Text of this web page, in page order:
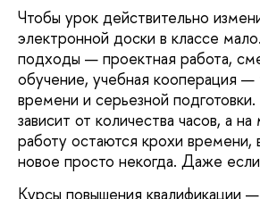
Чтобы урок действительно
электронной доски в классе
подходы — проектная работа,
обучение, учебная кооперация
времени и серьезной подготовки.
зависит от количества часов, а
работу остаются крохи времени,
новое просто некогда. Даже
Курсы повышения квалификации